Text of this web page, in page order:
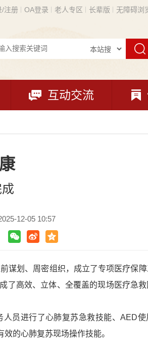
/注册 OA登录 老人专区 长辈版 无障碍浏
互动交流
12-05 10:57
谋划、周密组织，成立了专项医疗保障
了高效、立体、全覆盖的现场医疗急
员进行了心肺复苏急救技能、AED使
的心肺复苏现场操作技能。